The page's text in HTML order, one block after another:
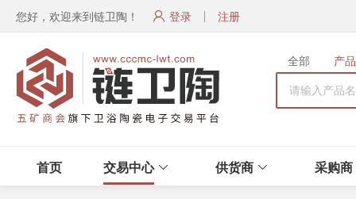
您好，欢迎来到链卫陶！ 登录 注册
全部 产品
首页 交易中心 供货商 采购商